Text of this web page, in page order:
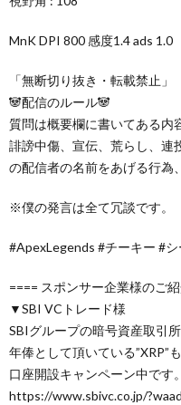
MnK DPI 800 感度1.4 ads 1.0
「無断切り抜き・転載禁止」
🐼配信のルール🐼
質問は概要欄に書いてある内
誹謗中傷、宣伝、荒らし、連
の配信者の名前をあげる行為
※僕の発言は全て冗談です。
#ApexLegends #チーキー #
==== スポンサー企業様のご
▼SBI VCトレード様
SBIグループの暗号資産取引所
年俸として頂いている”XRP”
口座開設キャンペーン中です。
https://www.sbivc.co.jp/